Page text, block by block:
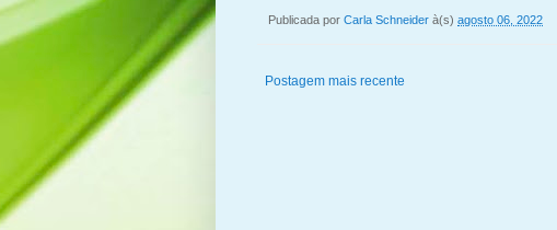
Publicada por Carla Schneider à(s) agosto 06, 2022
Postagem mais recente